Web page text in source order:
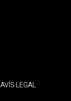
AVÍS LEGAL